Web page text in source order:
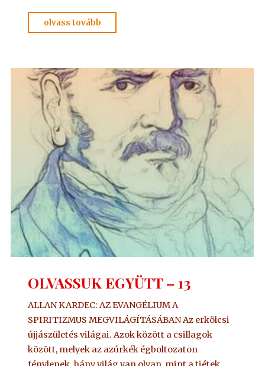
olvass tovább
EGYÜTT
14"
OLVASSUK EGYÜTT – 13
ALLAN KARDEC: AZ EVANGÉLIUM A
SPIRITIZMUS MEGVILÁGÍTÁSÁBAN Az erkölcsi
újjászületés világai. Azok között a csillagok
között, melyek az azúrkék égboltozaton